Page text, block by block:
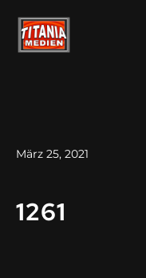
März 25, 2021
1261